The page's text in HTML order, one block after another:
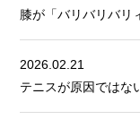
膝が「バリバリバリ
2026.02.21
テニスが原因ではな